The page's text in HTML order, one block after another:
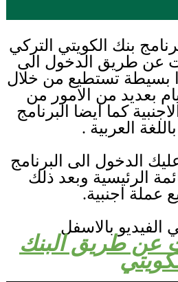
بنك الكويتي التركي
عن طريق الدخول الى
بسيطة تستطيع من خلال
بعديد من الامور من
كما ايضا البرنامج
العربية .
الدخول الى البرنامج
الرئيسية وبعد ذلك
عملة اجنبية.
الفيديو بالاسفل
عن طريق البنك